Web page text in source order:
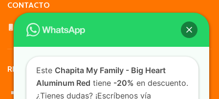
CONTACTO
WhatsApp: +569 7564 4676
REDES SOCIALES
Este Chapita My Family - Big Heart
Aluminum Red tiene -20% en descuento.
¿Tienes dudas? ¡Escríbenos vía